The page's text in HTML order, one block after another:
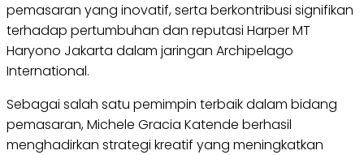
pemasaran yang inovatif, serta berkontribusi signifikan
terhadap pertumbuhan dan reputasi Harper MT
Haryono Jakarta dalam jaringan Archipelago
International.
Sebagai salah satu pemimpin terbaik dalam bidang
pemasaran, Michele Gracia Katende berhasil
menghadirkan strategi kreatif yang meningkatkan